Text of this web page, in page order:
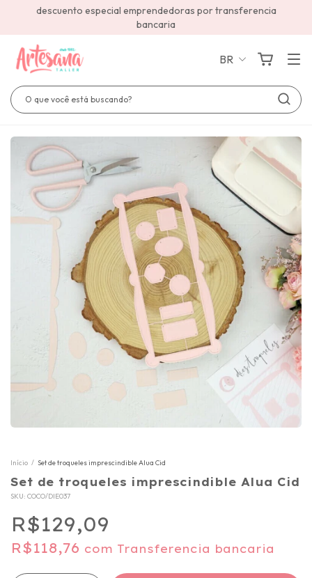
descuento especial emprendedoras por transferencia
bancaria
BR
Início / Set de troqueles imprescindible Alua Cid
Set de troqueles imprescindible Alua Cid
SKU: COCO/DIE037
R$129,09
R$118,76 com Transferencia bancaria